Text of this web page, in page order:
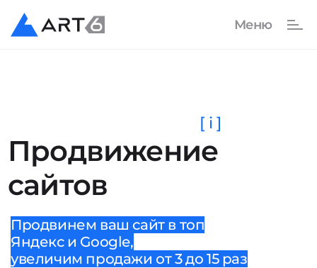
Продвижение
сайтов
[ i ]
Продвинем ваш сайт в топ
Яндекс и Google,
увеличим продажи от 3 до 15 раз